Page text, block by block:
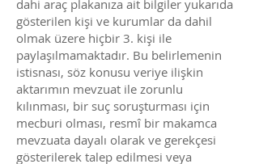
dahi araç plakanıza ait bilgiler yukarıda
gösterilen kişi ve kurumlar da dahil
olmak üzere hiçbir 3. kişi ile
paylaşılmamaktadır. Bu belirlemenin
istisnası, söz konusu veriye ilişkin
aktarımın mevzuat ile zorunlu
kılınması, bir suç soruşturması için
mecburi olması, resmî bir makamca
mevzuata dayalı olarak ve gerekçesi
gösterilerek talep edilmesi veya